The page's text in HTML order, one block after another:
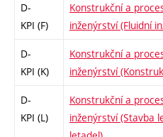
D-
KPI (F)
Konstrukční a
inženýrství (Fluidní
D-
KPI (K)
Konstrukční a
inženýrství
D-
KPI (L)
Konstrukční a
inženýrství (Stavba